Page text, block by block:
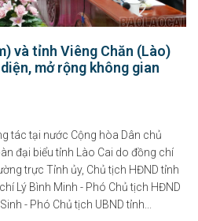
và tỉnh Viêng Chăn (Lào)
mở rộng không gian
tác tại nước Cộng hòa Dân chủ
đại biểu tỉnh Lào Cai do đồng chí
trực Tỉnh ủy, Chủ tịch HĐND tỉnh
Lý Bình Minh - Phó Chủ tịch HĐND
- Phó Chủ tịch UBND tỉnh...